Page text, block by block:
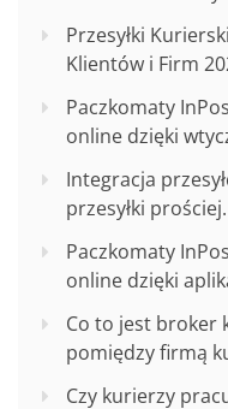
Przesyłki
Klientów i Firm
Paczkomaty
online dzięki
Integracja
przesyłki prościej.
Paczkomaty
online dzięki
Co to jest broker
pomiędzy firmą
Czy kurierzy